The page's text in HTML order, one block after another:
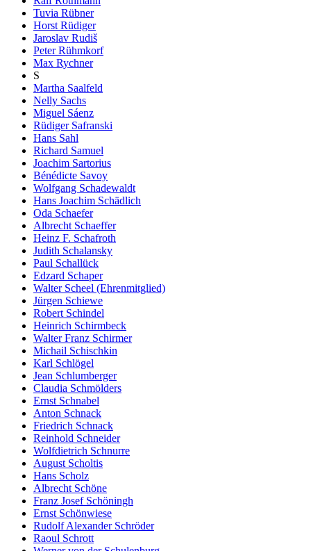
Tuvia Rübner
Horst Rüdiger
Jaroslav Rudiš
Peter Rühmkorf
Max Rychner
S
Martha Saalfeld
Nelly Sachs
Miguel Sáenz
Rüdiger Safranski
Hans Sahl
Richard Samuel
Joachim Sartorius
Bénédicte Savoy
Wolfgang Schadewaldt
Hans Joachim Schädlich
Oda Schaefer
Albrecht Schaeffer
Heinz F. Schafroth
Judith Schalansky
Paul Schallück
Edzard Schaper
Walter Scheel (Ehrenmitglied)
Jürgen Schiewe
Robert Schindel
Heinrich Schirmbeck
Walter Franz Schirmer
Michail Schischkin
Karl Schlögel
Jean Schlumberger
Claudia Schmölders
Ernst Schnabel
Anton Schnack
Friedrich Schnack
Reinhold Schneider
Wolfdietrich Schnurre
August Scholtis
Hans Scholz
Albrecht Schöne
Franz Josef Schöningh
Ernst Schönwiese
Rudolf Alexander Schröder
Raoul Schrott